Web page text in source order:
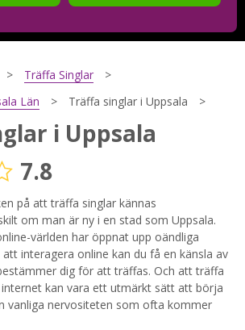
Steg2
Steg3
mailadress?
godkänner jag Villkoren och
. Jag godkänner att ta emot information och
från hemsidans operatörer. Jag kan dra
när jag vill.
Träffa Singlar
Län
Träffa singlar i Uppsala
i Uppsala
7.8
på att träffa singlar kännas
om man är ny i en stad som Uppsala.
världen har öppnat upp oändliga
interagera online kan du få en känsla av
dig för att träffas. Och att träffa
internet kan vara ett utmärkt sätt att börja
vanliga nervositeten som ofta kommer